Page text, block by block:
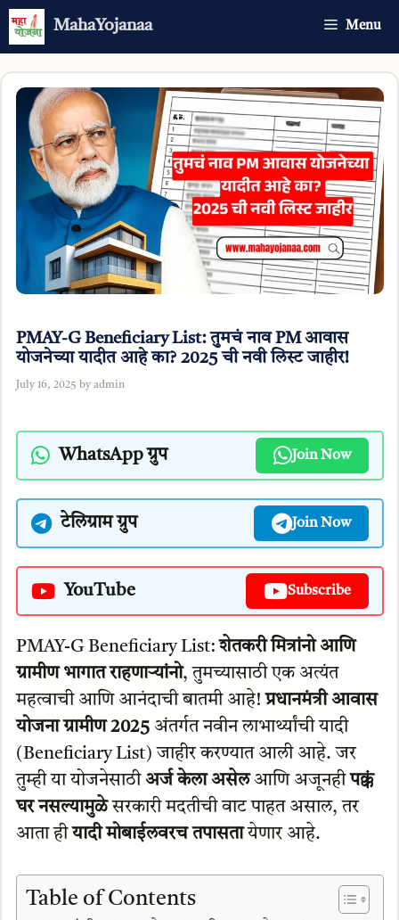
Skip
MahaYojanaa Menu
PMAY-G Beneficiary List: तुमचं नाव PM आवास
योजनेच्या यादीत आहे का? 2025 ची नवी लिस्ट जाहीर!
July 16, 2025 by admin
WhatsApp ग्रुप Join Now
टेलिग्राम ग्रुप Join Now
YouTube Subscribe
PMAY-G Beneficiary List:शेतकरी मित्रांनो आणि
ग्रामीण भागात राहणाऱ्यांनो, तुमच्यासाठी एक अत्यंत
महत्वाची आणि आनंदाची बातमी आहे!प्रधानमंत्री आवास
योजना ग्रामीण 2025अंतर्गत नवीन लाभार्थ्यांची यादी
(Beneficiary List) जाहीर करण्यात आली आहे. जर
तुम्ही या योजनेसाठी अर्ज केला असेलआणि अजूनहीपक्कं
घर नसल्यामुळेसरकारी मदतीची वाट पाहत असाल, तर
आता हीयादी मोबाईलवरच तपासतायेणार आहे.
Table of Contents